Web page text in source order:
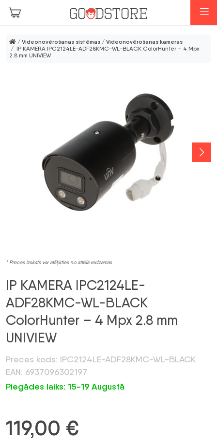
Skip to main content
/ Videonovērošanas sistēmas / Videonovērošanas kameras
/ IP KAMERA IPC2124LE-ADF28KMC-WL-BLACK ColorHunter – 4 Mpx
2.8 mm UNIVIEW
* Preces izskats var atšķirties no attēlā redzamās
IP KAMERA IPC2124LE-
ADF28KMC-WL-BLACK
ColorHunter – 4 Mpx 2.8 mm
UNIVIEW
Preces kods: IPC2124LE-ADF28KMC-WL-BLACK
EAN: 6937096302197
Piegādes laiks: 15-19 Augustā
119,00 €